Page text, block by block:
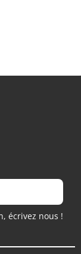
écrivez nous !